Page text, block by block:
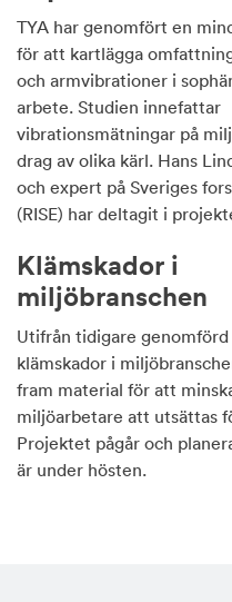
TYA har genomfört en
för att kartlägga
och armvibrationer i
arbete. Studien innefattar
vibrationsmätningar på
drag av olika kärl. Hans
och expert på Sveriges
(RISE) har deltagit i
Klämskador i
miljöbranschen
Utifrån tidigare
klämskador i
fram material för att
miljöarbetare att utsättas
Projektet pågår och
är under hösten.